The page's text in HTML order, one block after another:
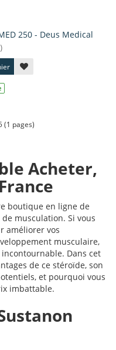
250 - Deus Medical
(1 pages)
Acheter,
boutique en ligne de
musculation. Si vous
améliorer vos
musculaire,
Dans cet
de ce stéroïde, son
et pourquoi vous
imbattable.